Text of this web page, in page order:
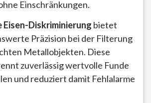
Einschränkungen.
Diskriminierung bietet
Präzision bei der Filterung
Metallobjekten. Diese
zuverlässig wertvolle Funde
und reduziert damit Fehlalarme